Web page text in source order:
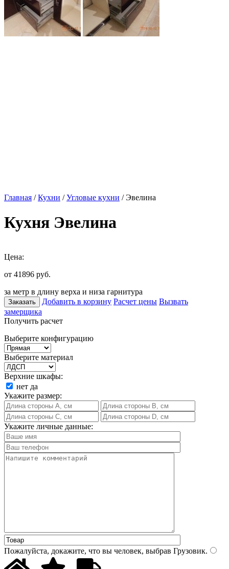
Главная /Кухни /Угловые кухни / Эвелина
Кухня Эвелина
Цена:
от 41896 руб.
за метр в длину верха и низа гарнитура
Заказать Добавить в корзину Расчет цены Вызвать
замерщика
Получить расчет
Выберите конфигурацию
Выберите материал
Верхние шкафы:
нет да
Укажите размер:
Укажите личные данные:
Пожалуйста, докажите, что вы человек, выбрав Грузовик.